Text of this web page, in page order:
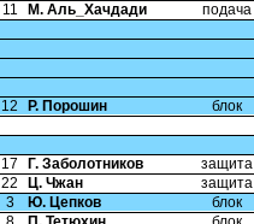
11 М. Аль_Хачдади подача
12 Р. Порошин блок
17 Г. Заболотников
защита
22
Ц. Чжан
защита
3
Ю. Цепков
блок